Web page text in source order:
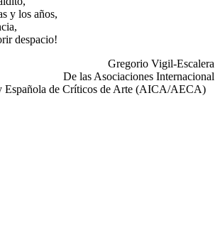
y los años,
despacio!
Gregorio Vigil-Escalera
De las Asociaciones Internacional
Española de Críticos de Arte (AICA/AECA)